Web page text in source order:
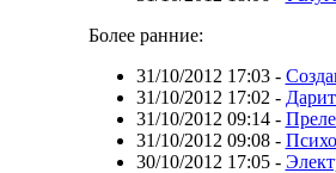
Более ранние:
31/10/2012 17:03-
31/10/2012 17:02 -
31/10/2012 09:14-
31/10/2012 09:08-
30/10/2012 17:05-